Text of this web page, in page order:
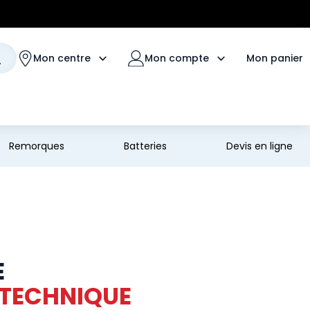
Mon centre Mon compte Mon panier
Remorques Batteries Devis en ligne